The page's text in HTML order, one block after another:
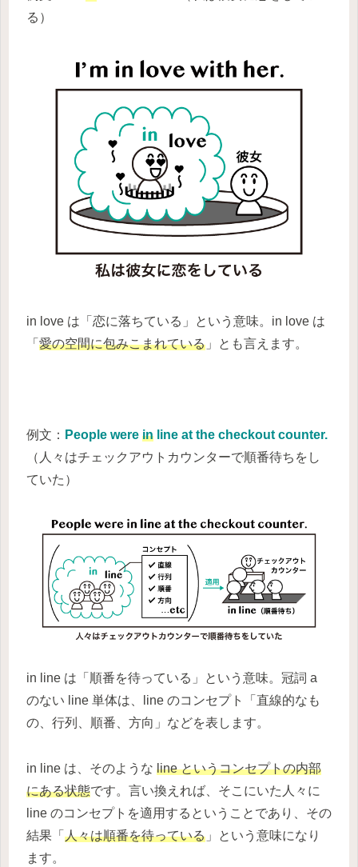
る）
in love は「恋に落ちている」という意味。in love は
「 愛の空間に包みこまれている 」とも言えます。
例文： People were in line at the checkout counter.
（人々はチェックアウトカウンターで順番待ちをし
ていた）
in line は「順番を待っている」という意味。冠詞 a
のない line 単体は、line のコンセプト「直線的なも
の、行列、順番、方向」などを表します。
in line は、そのような line というコンセプトの内部
にある状態です。言い換えれば、そこにいた人々に
line のコンセプトを適用するということであり、その
結果「 人々は順番を待っている 」という意味になり
ます。